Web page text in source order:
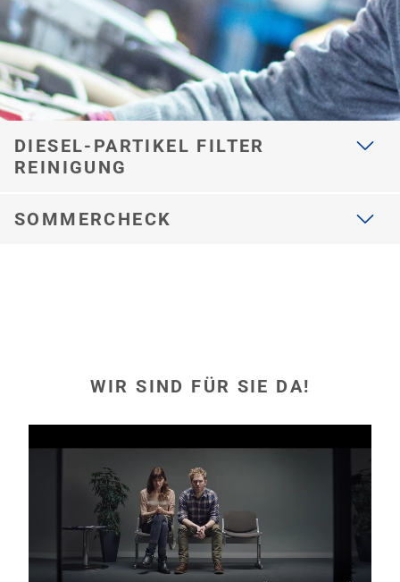
DIESEL-PARTIKEL FILTER
REINIGUNG
SOMMERCHECK
WIR SIND FÜR SIE DA!